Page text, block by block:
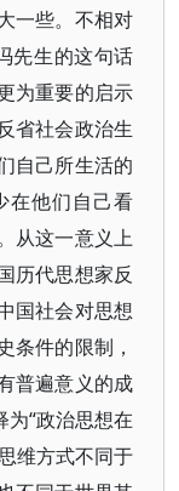
一些。不相对
先生的这句话
为重要的启示
省社会政治生
自己所生活的
在他们自己看
从这一意义上
历代思想家反
国社会对思想
条件的限制，
普遍意义的成
“政治思想在
维方式不同于